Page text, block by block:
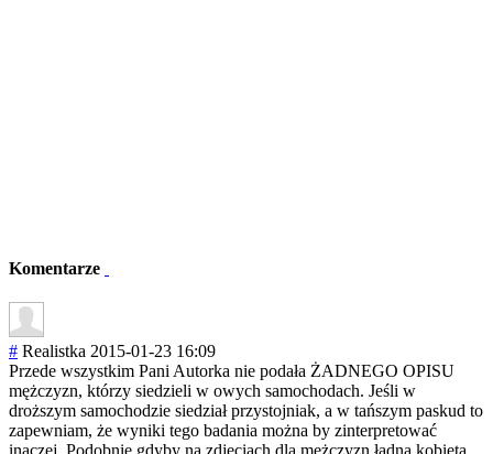
Komentarze
# Realistka 2015-01-23 16:09
Przede wszystkim Pani Autorka nie podała ŻADNEGO OPISU
mężczyzn, którzy siedzieli w owych samochodach. Jeśli w
droższym samochodzie siedział przystojniak, a w tańszym paskud to
zapewniam, że wyniki tego badania można by zinterpretować